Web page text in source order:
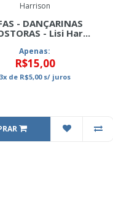
- DANÇARINAS
- Lisi Har...
Apenas:
R$15,00
3xde R$5,00s/ juros